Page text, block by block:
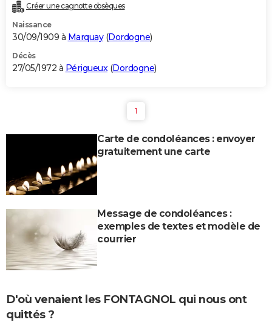
Créer une cagnotte obsèques
Naissance
30/09/1909 à Marquay(Dordogne)
Décès
27/05/1972 à Périgueux(Dordogne)
1
Carte de condoléances : envoyer
gratuitement une carte
Message de condoléances :
exemples de textes et modèle de
courrier
D'où venaient les FONTAGNOL qui nous ont
quittés ?